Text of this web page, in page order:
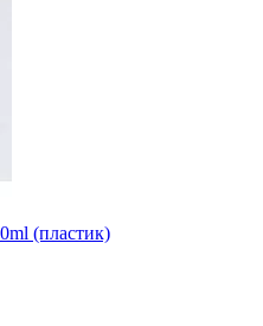
(пластик)